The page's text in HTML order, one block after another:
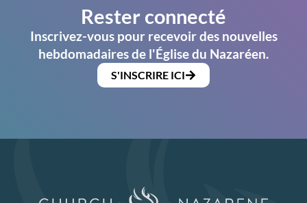
Rester connecté
Inscrivez-vous pour recevoir des nouvelles
hebdomadaires de l'Église du Nazaréen.
S'INSCRIRE ICI